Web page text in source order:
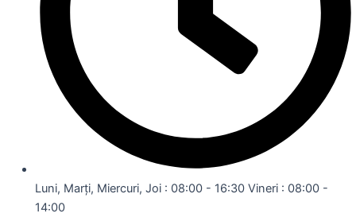
Luni, Marți, Miercuri, Joi : 08:00 - 16:30 Vineri : 08:00 -
14:00